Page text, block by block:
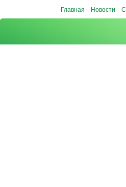
Главная Новости